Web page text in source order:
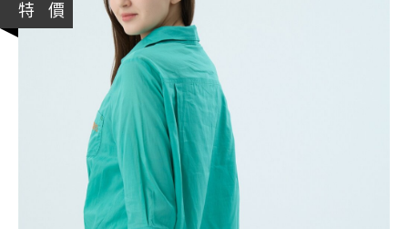
特 價